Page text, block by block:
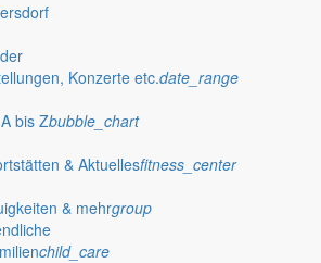
Konzerte etc.date_range
bis Zbubble_chart
& Aktuellesfitness_center
& mehrgroup
child_care
Seiten entdecken
accessibility